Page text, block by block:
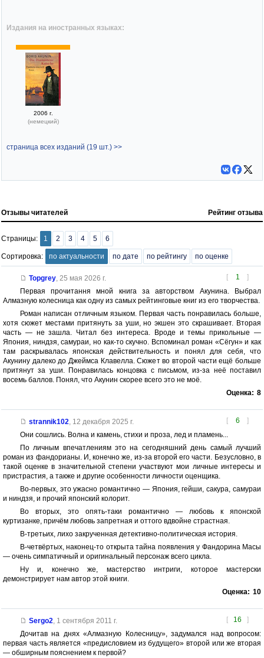
Издания на иностранных языках:
2006 г.
(немецкий)
страница всех изданий (19 шт.) >>
Отзывы читателей Рейтинг отзыва
Страницы: 1 2 3 4 5 6
Сортировка: по актуальности по дате по рейтингу по оценке
[ 1 ]
Topgrey, 25 мая 2026 г.
Первая прочитання мной книга за авторством Акунина. Выбрал
Алмазную колесница как одну из самых рейтинговые книг из его творчества.
Роман написан отличным языком. Первая часть понравилась больше,
хотя сюжет местами притянуть за уши, но экшен это скрашивает. Вторая
часть — не зашла. Читал без интереса. Вроде и темы прикольные —
Япония, ниндзя, самураи, но как-то скучно. Вспоминал роман «Сёгун» и как
там раскрывалась японская действительность и понял для себя, что
Акунину далеко до Джеймса Клавелла. Сюжет во второй части ещё больше
притянут за уши. Понравилась концовка с письмом, из-за неё поставил
восемь баллов. Понял, что Акунин скорее всего это не моё.
Оценка: 8
[ 6 ]
strannik102, 12 декабря 2025 г.
Они сошлись. Волна и камень, стихи и проза, лед и пламень...
По личным впечатлениям это на сегодняшний день самый лучший
роман из фандорианы. И, конечно же, из-за второй его части. Безусловно, в
такой оценке в значительной степени участвуют мои личные интересы и
пристрастия, а также и другие особенности личности оценщика.
Во-первых, это ужасно романтично — Япония, гейши, сакура, самураи
и ниндзя, и прочий японский колорит.
Во вторых, это опять-таки романтично — любовь к японской
куртизанке, причём любовь запретная и оттого вдвойне страстная.
В-третьих, лихо закрученная детективно-политическая история.
В-четвёртых, наконец-то открыта тайна появления у Фандорина Масы
— очень симпатичный и оригинальный персонаж всего цикла.
Ну и, конечно же, мастерство интриги, которое мастерски
демонстрирует нам автор этой книги.
Оценка: 10
[ 16 ]
Sergo2, 1 сентября 2011 г.
Дочитав на днях «Алмазную Колесницу», задумался над вопросом:
первая часть является «предисловием из будущего» второй или же вторая
— обширным пояснением к первой?